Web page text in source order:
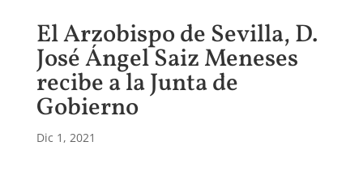
El Arzobispo de Sevilla, D.
José Ángel Saiz Meneses
recibe a la Junta de
Gobierno
Dic 1, 2021